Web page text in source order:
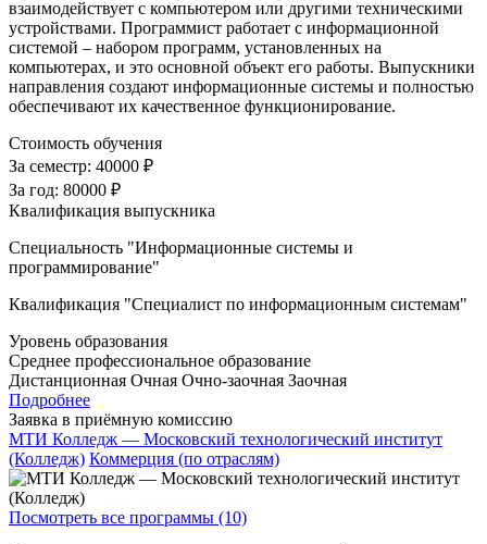
взаимодействует с компьютером или другими техническими
устройствами. Программист работает с информационной
системой – набором программ, установленных на
компьютерах, и это основной объект его работы. Выпускники
направления создают информационные системы и полностью
обеспечивают их качественное функционирование.
Стоимость обучения
За семестр: 40000 ₽
За год: 80000 ₽
Квалификация выпускника
Специальность "Информационные системы и
программирование"
Квалификация "Специалист по информационным системам"
Уровень образования
Среднее профессиональное образование
Дистанционная Очная Очно-заочная Заочная
Подробнее
Заявка в приёмную комиссию
МТИ Колледж — Московский технологический институт
(Колледж) Коммерция (по отраслям)
Посмотреть все программы (10)